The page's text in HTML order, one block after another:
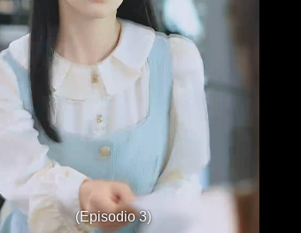
(Episodio 3)